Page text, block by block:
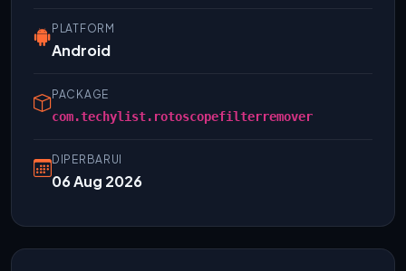
PLATFORM
Android
PACKAGE
com.techylist.rotoscopefilterremover
DIPERBARUI
06 Aug 2026